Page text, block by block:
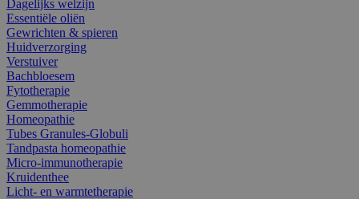
Dagelijks welzijn
Essentiële oliën
Gewrichten & spieren
Huidverzorging
Verstuiver
Bachbloesem
Fytotherapie
Gemmotherapie
Homeopathie
Tubes Granules-Globuli
Tandpasta homeopathie
Micro-immunotherapie
Kruidenthee
Licht- en warmtetherapie